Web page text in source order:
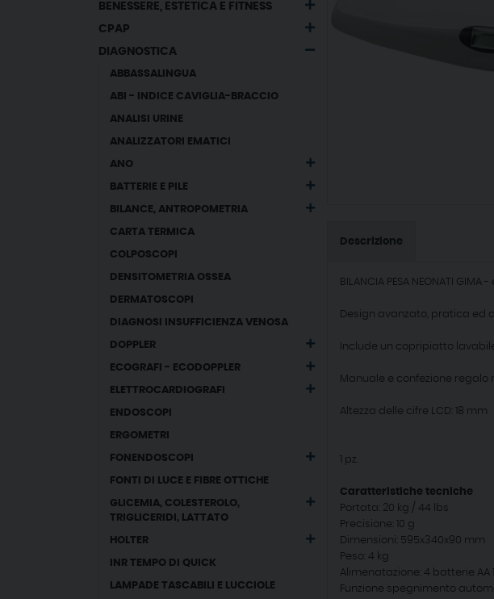
BENESSERE, ESTETICA E FITNESS
CPAP
DIAGNOSTICA
ABBASSALINGUA
ABI - INDICE CAVIGLIA-BRACCIO
ANALISI URINE
ANALIZZATORI EMATICI
ANO
BATTERIE E PILE
BILANCE, ANTROPOMETRIA
CARTA TERMICA
COLPOSCOPI
DENSITOMETRIA OSSEA
DERMATOSCOPI
DIAGNOSI INSUFFICIENZA VENOSA
DOPPLER
ECOGRAFI - ECODOPPLER
ELETTROCARDIOGRAFI
ENDOSCOPI
ERGOMETRI
FONENDOSCOPI
FONTI DI LUCE E FIBRE OTTICHE
GLICEMIA, COLESTEROLO,
TRIGLICERIDI, LATTATO
HOLTER
INR TEMPO DI QUICK
LAMPADE TASCABILI E LUCCIOLE
Descrizione
BILANCIA PESA NEONATI
Design avanzato, pratica ed
Include un copripiatto
Manuale e confezione regalo
Altezza delle cifre LCD: 18 mm
1 pz.
Caratteristiche tecniche
Portata: 20 kg / 44 lbs
Precisione: 10 g
Dimensioni: 595x340x90 mm
Peso: 4 kg
Alimenatazione: 4 batterie AA
Funzione spegnimento